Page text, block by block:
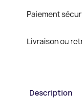
Paiement
Livraison ou
Description